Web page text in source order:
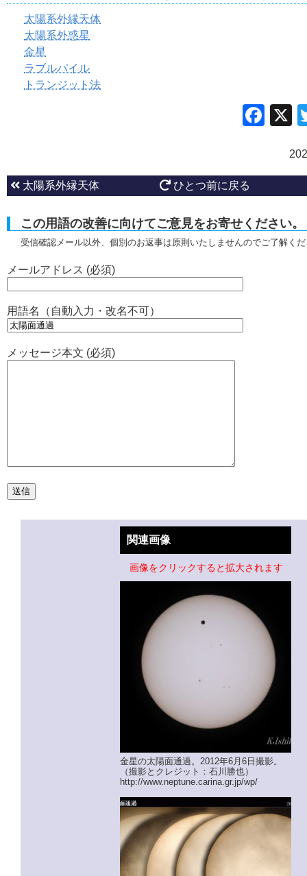
太陽系外縁天体
太陽系外惑星
金星
ラブルパイル
トランジット法
太陽系外縁天体 ひとつ前に戻る
この用語の改善に向けてご意見をお寄せください。
受信確認メール以外、個別のお返事は原則いたしませんのでご了解く
メールアドレス (必須)
用語名（自動入力・改名不可）
メッセージ本文 (必須)
関連画像
画像をクリックすると拡大されます
金星の太陽面通過。2012年6月6日撮影。
（撮影とクレジット：石川勝也）
http://www.neptune.carina.gr.jp/wp/